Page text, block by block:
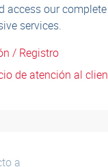
access our
services.
/ Registro
de atención al
a